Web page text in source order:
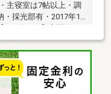
主寝室は7帖以上・調
採光部有・2017年1
宅配ボックス設置 他
年1月】レンジフード交
本物件は既定の建
築にあたり同規模の建
お手伝いします